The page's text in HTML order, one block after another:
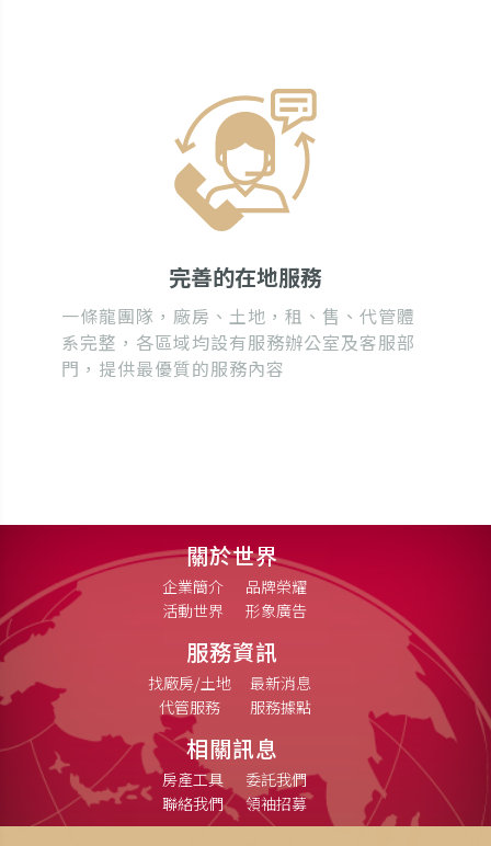
完善的在地服務
一條龍團隊，廠房、土地，租、售、代管體
系完整，各區域均設有服務辦公室及客服部
門，提供最優質的服務內容
關於世界
企業簡介
品牌榮耀
活動世界
形象廣告
服務資訊
找廠房/土地
最新消息
代管服務
服務據點
相關訊息
房產工具
委託我們
聯絡我們
領袖招募